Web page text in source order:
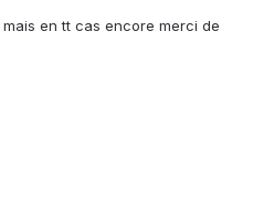
en tt cas encore merci de